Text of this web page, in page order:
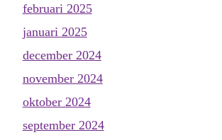
februari 2025
januari 2025
december 2024
november 2024
oktober 2024
september 2024